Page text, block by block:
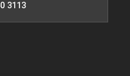
3113